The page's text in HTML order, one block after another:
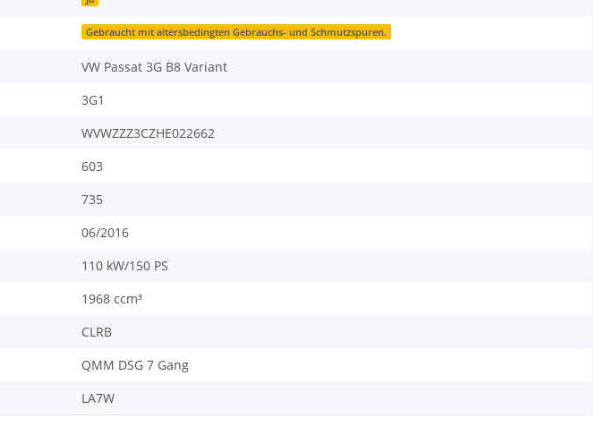
Gebraucht mit altersbedingten Gebrauchs- und Schmutzspuren.
VW Passat 3G B8 Variant
3G1
WVWZZZ3CZHE022662
603
735
06/2016
110 kW/150 PS
1968 ccm³
CLRB
QMM DSG 7 Gang
LA7W